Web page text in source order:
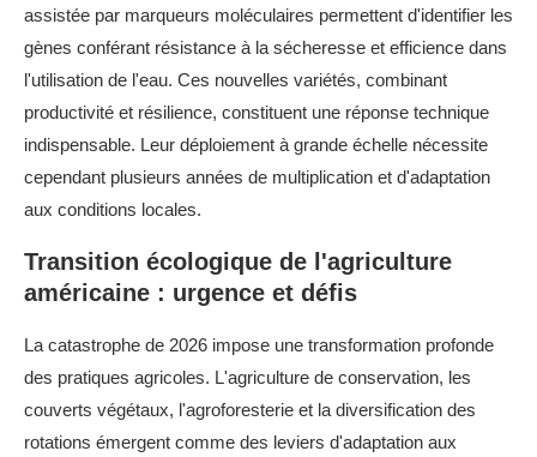
assistée par marqueurs moléculaires permettent d'identifier les
gènes conférant résistance à la sécheresse et efficience dans
l'utilisation de l'eau. Ces nouvelles variétés, combinant
productivité et résilience, constituent une réponse technique
indispensable. Leur déploiement à grande échelle nécessite
cependant plusieurs années de multiplication et d'adaptation
aux conditions locales.
Transition écologique de l'agriculture
américaine : urgence et défis
La catastrophe de 2026 impose une transformation profonde
des pratiques agricoles. L'agriculture de conservation, les
couverts végétaux, l'agroforesterie et la diversification des
rotations émergent comme des leviers d'adaptation aux